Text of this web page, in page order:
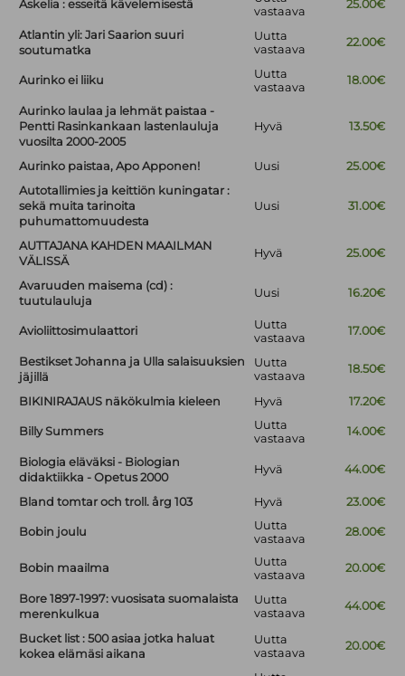
Askelia : esseitä kävelemisestä
vastaava
25.00€
Atlantin yli: Jari Saarion suuri
soutumatka
Uutta
vastaava
22.00€
Aurinko ei liiku
Uutta
vastaava
18.00€
Aurinko laulaa ja lehmät paistaa -
Pentti Rasinkankaan lastenlauluja
vuosilta 2000-2005
Hyvä 13.50€
Aurinko paistaa, Apo Apponen! Uusi
25.00€
Autotallimies ja keittiön kuningatar :
sekä muita tarinoita
puhumattomuudesta
Uusi 31.00€
AUTTAJANA KAHDEN MAAILMAN
VÄLISSÄ
Hyvä 25.00€
Avaruuden maisema (cd) :
tuutulauluja
Uusi 16.20€
Avioliittosimulaattori
Uutta
vastaava
17.00€
Bestikset Johanna ja Ulla salaisuuksien
jäjillä
Uutta
vastaava
18.50€
BIKINIRAJAUS näkökulmia kieleen Hyvä 17.20€
Billy Summers
Uutta
vastaava
14.00€
Biologia eläväksi - Biologian
didaktiikka - Opetus 2000
Hyvä 44.00€
Bland tomtar och troll. årg 103 Hyvä 23.00€
Bobin joulu
Uutta
vastaava
28.00€
Bobin maailma
Uutta
vastaava
20.00€
Bore 1897-1997: vuosisata suomalaista
merenkulkua
Uutta
vastaava
44.00€
Bucket list : 500 asiaa jotka haluat
kokea elämäsi aikana
Uutta
vastaava
20.00€